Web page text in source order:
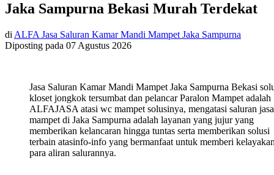
Jaka Sampurna Bekasi Murah Terdekat
di ALFA Jasa Saluran Kamar Mandi Mampet Jaka Sampurna
Diposting pada 07 Agustus 2026
Jasa Saluran Kamar Mandi Mampet Jaka Sampurna Bekasi
kloset jongkok tersumbat dan pelancar Paralon Mampet adalah
ALFAJASA atasi wc mampet solusinya, mengatasi saluran jasa
mampet di Jaka Sampurna adalah layanan yang jujur yang
memberikan kelancaran hingga tuntas serta memberikan solusi
terbain atasinfo-info yang bermanfaat untuk memberi
para aliran salurannya.